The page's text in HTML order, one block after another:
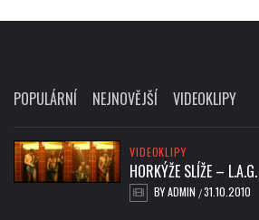
POPULÁRNÍ NEJNOVĚJŠÍ VIDEOKLIPY
VIDEOKLIPY
HORKÝŽE SLÍŽE –
BYADMIN /31.10.2010